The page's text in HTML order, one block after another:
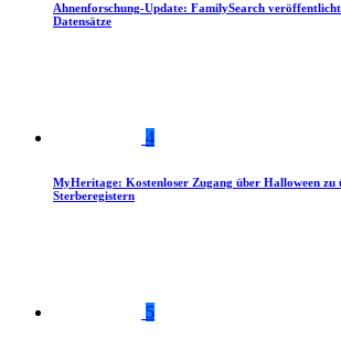
Ahnenforschung-Update: FamilySearch
Datensätze
4
MyHeritage: Kostenloser Zugang über Halloween
Sterberegistern
5